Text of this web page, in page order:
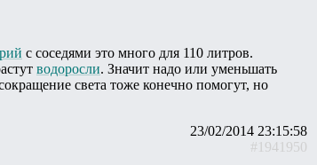
с соседями это много для 110 литров.
водоросли. Значит надо или уменьшать
света тоже конечно помогут, но
23/02/2014 23:15:58
#1941950